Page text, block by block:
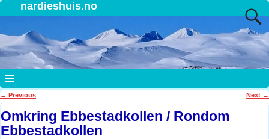
nardieshuis.no
Post navigation
← Previous Next →
Omkring Ebbestadkollen / Rondom
Ebbestadkollen